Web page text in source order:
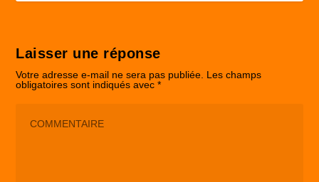
Laisser une réponse
Votre adresse e-mail ne sera pas publiée. Les champs
obligatoires sont indiqués avec*